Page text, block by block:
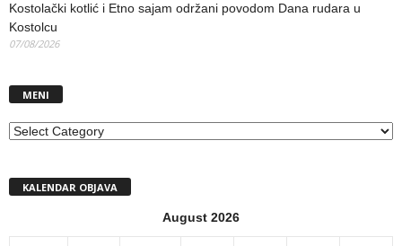
Kostolački kotlić i Etno sajam održani povodom Dana rudara u
Kostolcu
07/08/2026
MENI
MENI
KALENDAR OBJAVA
August 2026